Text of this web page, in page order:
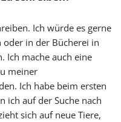
Ich würde es gerne
oder in der Bücherei in
Ich mache auch eine
meiner
Ich habe beim ersten
ich auf der Suche nach
sich auf neue Tiere,